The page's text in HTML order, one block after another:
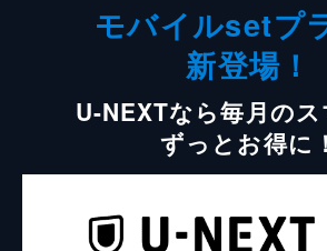
モバイルsetプ
新登場！
U-NEXTなら毎月の
ずっとお得に！